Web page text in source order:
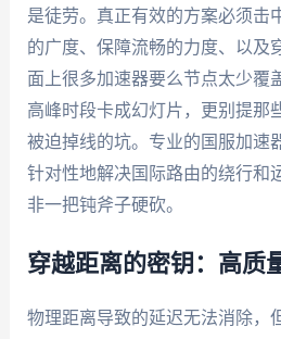
是徒劳。真正有效的方案必须击
的广度、保障流畅的力度、以及
面上很多加速器要么节点太少覆
高峰时段卡成幻灯片，更别提那
被迫掉线的坑。专业的国服加速
针对性地解决国际路由的绕行和
非一把钝斧子硬砍。
穿越距离的密钥：高质
物理距离导致的延迟无法消除，